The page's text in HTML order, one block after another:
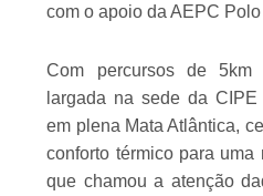
com o apoio da AEPC
Com percursos de
largada na sede da
em plena Mata Atlântica,
conforto térmico para uma
que chamou a atenção